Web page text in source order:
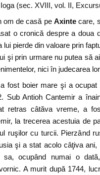
(sec. XVIII, vol. II,
om de casă pe Axinte care,
o cronică despre a doua
lui pierde din valoare prin
şi prin urmare nu putea să
nici în judecarea
fost boier mare şi a ocupat
Sub Antioh Cantemir a
retras câtăva vreme, a
la trecerea acestuia de
ruşilor cu turcii. Pierzând
şi a stat acolo câţiva
ocupând numai o
A murit după 1744,